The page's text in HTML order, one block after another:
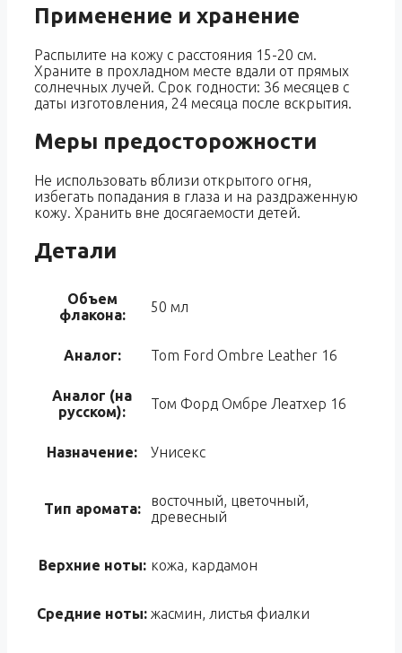
Применение и хранение
Распылите на кожу с расстояния 15-20 см.
Храните в прохладном месте вдали от прямых
солнечных лучей. Срок годности: 36 месяцев с
даты изготовления, 24 месяца после вскрытия.
Меры предосторожности
Не использовать вблизи открытого огня,
избегать попадания в глаза и на раздраженную
кожу. Хранить вне досягаемости детей.
Детали
Объем
флакона:
50 мл
Аналог: Tom Ford Ombre Leather 16
Аналог (на
русском):
Том Форд Омбре Леатхер 16
Назначение: Унисекс
Тип аромата:
восточный, цветочный,
древесный
Верхние ноты: кожа, кардамон
Средние ноты: жасмин, листья фиалки